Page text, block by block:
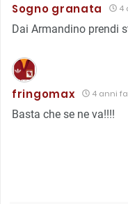
Sogno granata 4
Dai Armandino prendi
fringomax 4 anni fa
Basta che se ne va!!!!